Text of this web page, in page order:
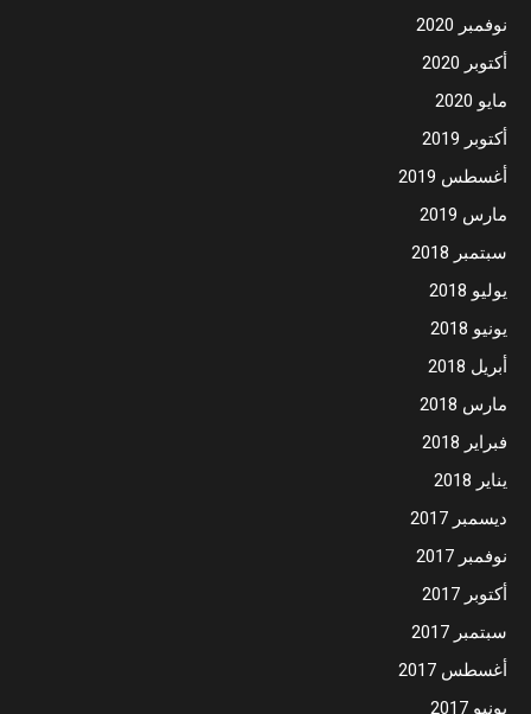
نوفمبر 2020
أكتوبر 2020
مايو 2020
أكتوبر 2019
أغسطس 2019
مارس 2019
سبتمبر 2018
يوليو 2018
يونيو 2018
أبريل 2018
مارس 2018
فبراير 2018
يناير 2018
ديسمبر 2017
نوفمبر 2017
أكتوبر 2017
سبتمبر 2017
أغسطس 2017
يونيو 2017